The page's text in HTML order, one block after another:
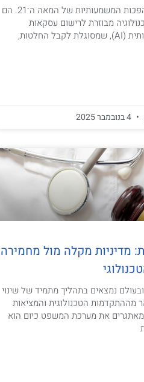
חוזים חכמים הם אחת המהפכות המשמעותיות של המאה ה־21. הם
מבוזרת לרישום עסקאות
מאובטח – ובין בינה מלאכותית (AI), שמסוגלת לקבל החלטות,
מדיניות מקלה מול מחמירה
נמצאים בתהליך מתמיד של שינוי
מההתקדמות הטכנולוגית והמציאות
את מערכת המשפט כיום הוא